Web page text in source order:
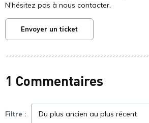
N'hésitez pas à nous contacter.
Envoyer un ticket
1 Commentaires
Filtre :